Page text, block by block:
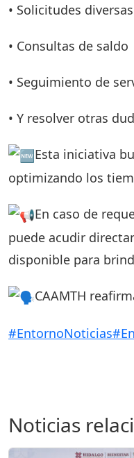
• Solicitudes diversas
• Consultas de saldo
• Seguimiento de
• Y resolver otras
Esta iniciativa
optimizando los
En caso de
puede acudir
disponible para
CAAMTH
#EntornoNoticias
Noticias